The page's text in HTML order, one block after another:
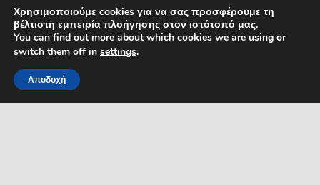
Email DPO (Υπευθύνου
Προστασίας Δεδομένων):
dpo@serres.gr
ΡΟΗ ΕΙΔΗΣΕΩΝ
ΔΗΜΟΤΗ ΚΑΙ ΤΗΣ
Χρησιμοποιούμε cookies για να σας προσφέρουμε τη
βέλτιστη εμπειρία πλοήγησης στον ιστότοπό μας.
You can find out more about which cookies we are using or
switch them off in settings.
Αποδοχή